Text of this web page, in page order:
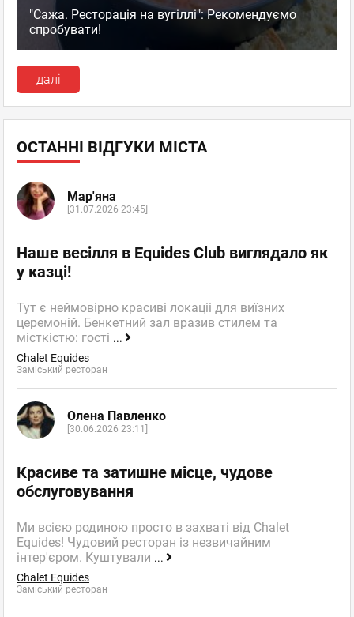
"Сажа. Ресторація на вугіллі": Рекомендуємо
спробувати!
далі
ОСТАННІ ВІДГУКИ МІСТА
Мар'яна
[31.07.2026 23:45]
Наше весілля в Equides Club виглядало як
у казці!
Тут є неймовірно красиві локаціі для виїзних
церемоній. Бенкетний зал вразив стилем та
місткістю: гості ...
Chalet Equides
Заміський ресторан
Олена Павленко
[30.06.2026 23:11]
Красиве та затишне місце, чудове
обслуговування
Ми всією родиною просто в захваті від Chalet
Equides! Чудовий ресторан із незвичайним
інтер'єром. Куштували ...
Chalet Equides
Заміський ресторан